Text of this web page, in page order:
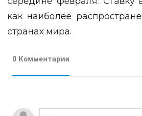
как наиболее
странах мира.
0 Комментарии